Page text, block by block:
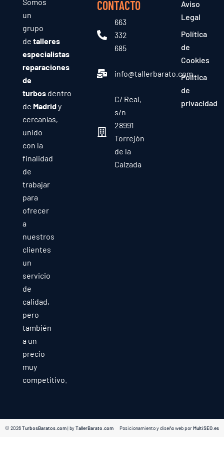
Somos
un
grupo
de talleres
especialistas
reparaciones
de
turbosdentro
de Madridy
cercanías,
unido
con la
finalidad
de
trabajar
para
ofrecer
a
nuestros
clientes
un
servicio
de
calidad,
pero
también
a un
precio
muy
competitivo.
CONTACTO
663
332
685
info@tallerbarato.com
C/ Real,
s/n
28991
Torrejón
de la
Calzada
Aviso
Legal
Política
de
Cookies
Política
de
privacidad
© 2026TurbosBaratos.com| byTallerBarato.com Posicionamiento y diseño web porMultiSEO.es